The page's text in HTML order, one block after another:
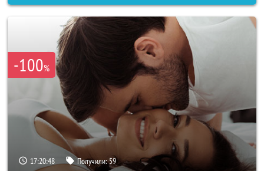
-100%
17:20:46 Получили:59